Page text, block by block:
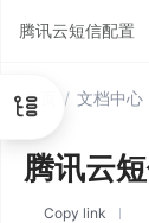
首页 / 文档中心
腾讯云
Copy link
腾讯云短信配置